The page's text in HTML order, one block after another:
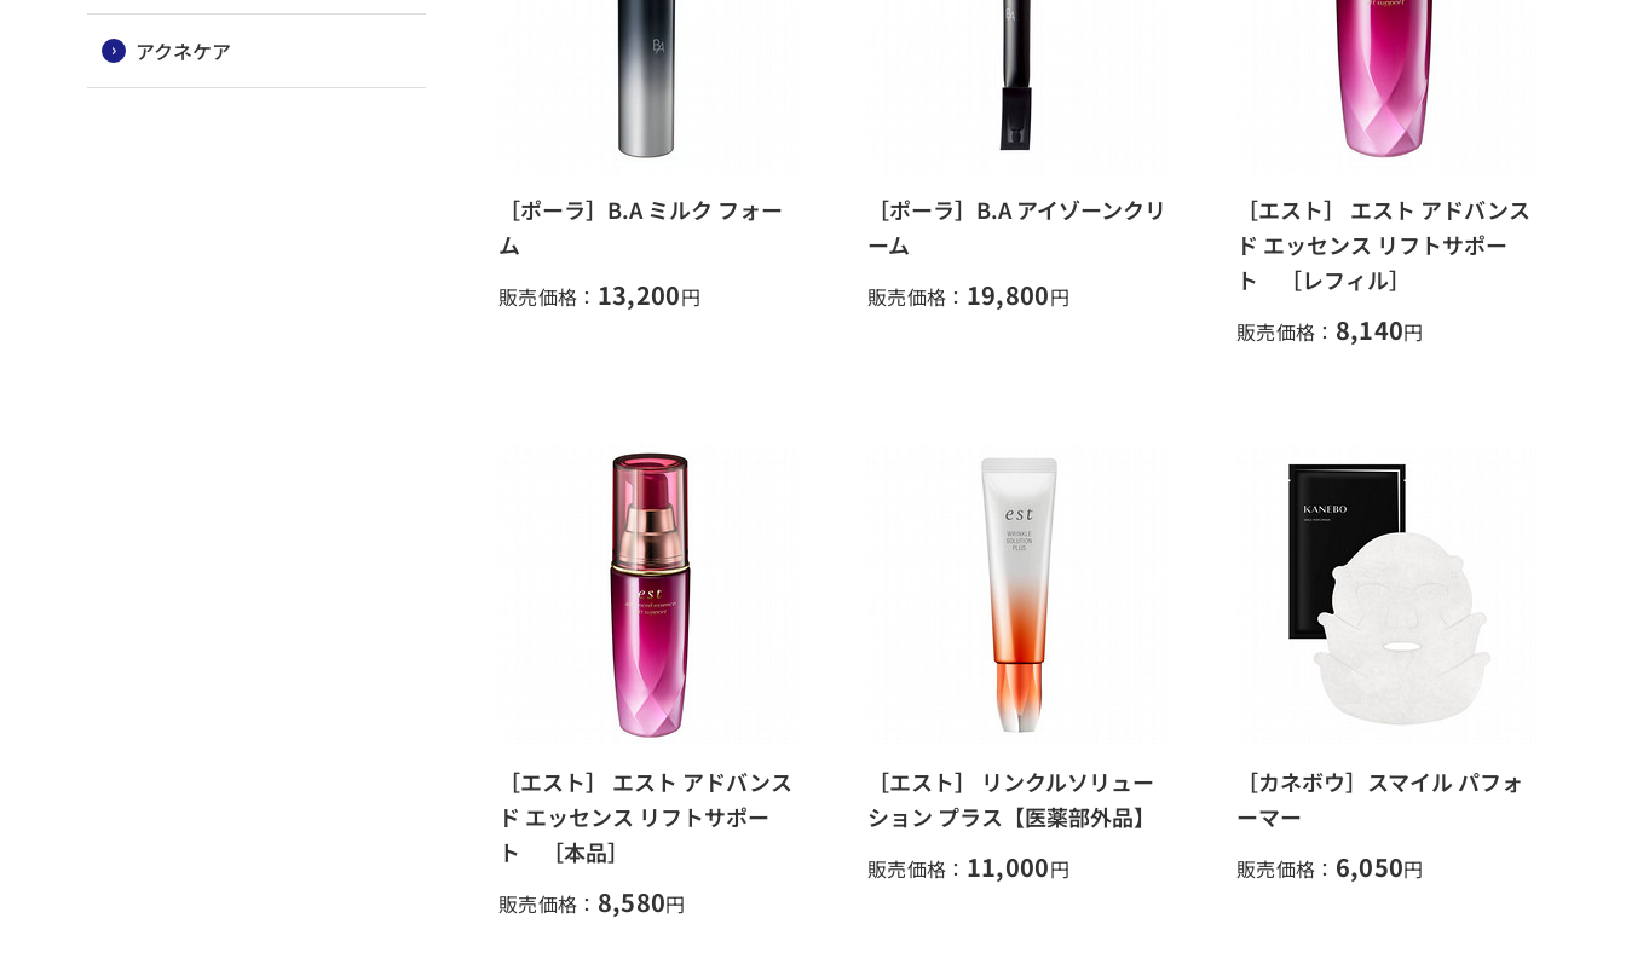
アクネケア
［ポーラ］B.A ミルク フォー
ム
販売価格： 13,200円
［ポーラ］B.A アイゾーンクリ
ーム
販売価格： 19,800円
［エスト］ エスト アドバンス
ド エッセンス リフトサポー
ト ［レフィル］
販売価格： 8,140円
［エスト］ エスト アドバンス
ド エッセンス リフトサポー
ト ［本品］
販売価格： 8,580円
［エスト］ リンクルソリュー
ション プラス【医薬部外品】
販売価格： 11,000円
［カネボウ］スマイル パフォ
ーマー
販売価格： 6,050円